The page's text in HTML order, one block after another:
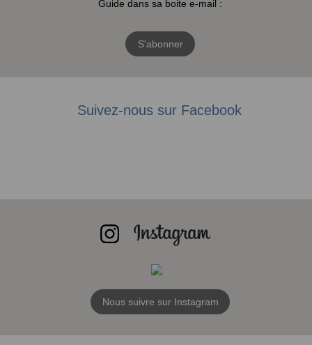
Guide dans sa boite e-mail :
S'abonner
Suivez-nous sur Facebook
Nous suivre sur Instagram